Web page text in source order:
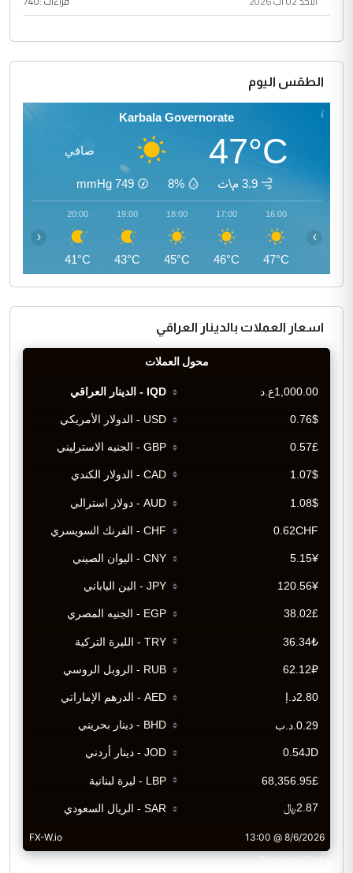
الطقس اليوم
Karbala Governorate
47°C صافي
3.9 م\ث 8%
749
mmHg
16:00
47°C
17:00
46°C
18:00
45°C
19:00
43°C
20:00
41°C
‹ ›
اسعار العملات بالدينار العراقي
CurrencyRate